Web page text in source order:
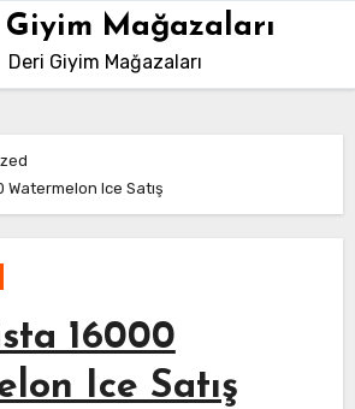
Mağazaları
Deri Giyim Mağazaları
Watermelon Ice Satış
16000
Ice Satış